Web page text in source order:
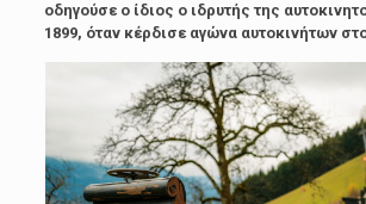
οδηγούσε ο ίδιος ο ιδρυτής της
1899, όταν κέρδισε αγώνα αυτοκινήτων